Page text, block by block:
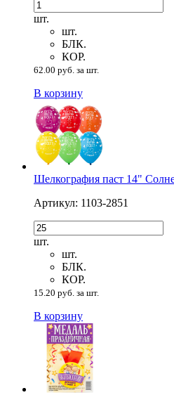
шт.
шт.
БЛК.
КОР.
62.00 руб. за шт.
В корзину
Шелкография паст 14"
Артикул: 1103-2851
шт.
шт.
БЛК.
КОР.
15.20 руб. за шт.
В корзину